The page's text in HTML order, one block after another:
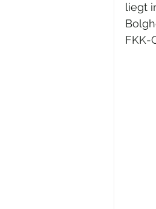
liegt
FKK-